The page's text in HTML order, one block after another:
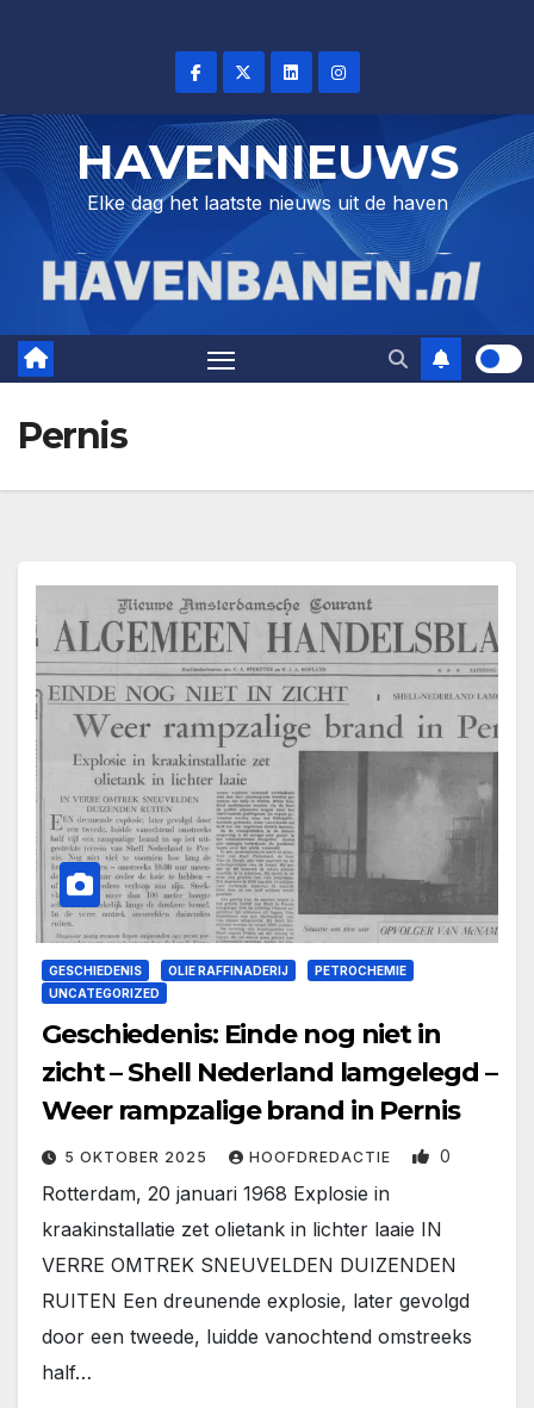
HAVENNIEUWS
Elke dag het laatste nieuws uit de haven
Pernis
GESCHIEDENIS OLIE RAFFINADERIJ
PETROCHEMIE
UNCATEGORIZED
Geschiedenis: Einde nog niet in
zicht – Shell Nederland lamgelegd –
Weer rampzalige brand in Pernis
5 OKTOBER 2025 HOOFDREDACTIE 0
Rotterdam, 20 januari 1968 Explosie in
kraakinstallatie zet olietank in lichter laaie IN
VERRE OMTREK SNEUVELDEN DUIZENDEN
RUITEN Een dreunende explosie, later gevolgd
door een tweede, luidde vanochtend omstreeks
half…